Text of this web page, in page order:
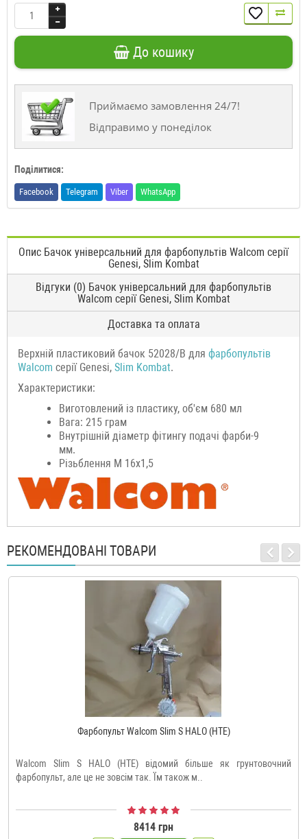
До кошику
Приймаємо замовлення 24/7!
Відправимо у понеділок
Поділитися:
Facebook Telegram Viber WhatsApp
Опис Бачок універсальний для фарбопультів Walcom серії
Genesi, Slim Kombat
Відгуки (0) Бачок універсальний для фарбопультів
Walcom серії Genesi, Slim Kombat
Доставка та оплата
Верхній пластиковий бачок 52028/B для фарбопультів
Walcom серії Genesi, Slim Kombat.
Характеристики:
Виготовлений із пластику, об'єм 680 мл
Вага: 215 грам
Внутрішній діаметр фітингу подачі фарби-9
мм.
Різьблення М 16х1,5
РЕКОМЕНДОВАНІ ТОВАРИ
Фарбопульт Walcom Slim S HALO (HTE)
Walcom Slim S HALO (HTE) відомий більше як грунтовочний
фарбопульт, але це не зовсім так. Їм також м..
8414 грн